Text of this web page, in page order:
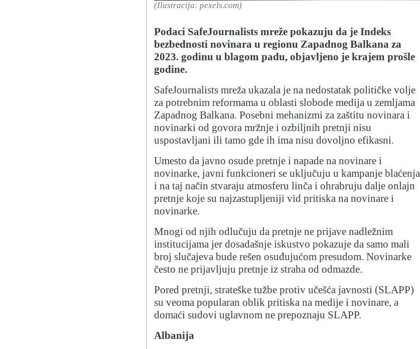
(Ilustracija: pexels.com)
Podaci SafeJournalists mreže pokazuju da je Indeks
bezbednosti novinara u regionu Zapadnog Balkana za
2023. godinu u blagom padu, objavljeno je krajem prošle
godine.
SafeJournalists mreža ukazala je na nedostatak političke volje
za potrebnim reformama u oblasti slobode medija u zemljama
Zapadnog Balkana. Posebni mehanizmi za zaštitu novinara i
novinarki od govora mržnje i ozbiljnih pretnji nisu
uspostavljani ili tamo gde ih ima nisu dovoljno efikasni.
Umesto da javno osude pretnje i napade na novinare i
novinarke, javni funkcioneri se uključuju u kampanje blaćenja
i na taj način stvaraju atmosferu linča i ohrabruju dalje onlajn
pretnje koje su najzastupljeniji vid pritiska na novinare i
novinarke.
Mnogi od njih odlučuju da pretnje ne prijave nadležnim
institucijama jer dosadašnje iskustvo pokazuje da samo mali
broj slučajeva bude rešen osuđujućom presudom. Novinarke
često ne prijavljuju pretnje iz straha od odmazde.
Pored pretnji, strateške tužbe protiv učešća javnosti (SLAPP)
su veoma popularan oblik pritiska na medije i novinare, a
domaći sudovi uglavnom ne prepoznaju SLAPP.
Albanija